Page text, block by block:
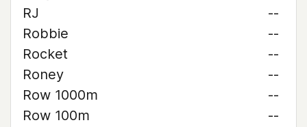
RJ
--
Robbie
--
Rocket
--
Roney
--
Row 1000m
--
Row 100m
--